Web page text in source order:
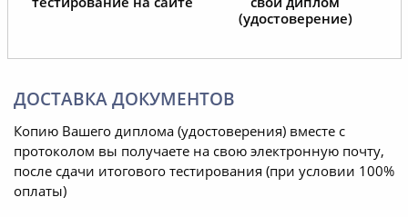
(удостоверение)
ДОСТАВКА ДОКУМЕНТОВ
Копию Вашего диплома (удостоверения) вместе с
протоколом вы получаете на свою электронную почту,
после сдачи итогового тестирования (при условии 100%
оплаты)